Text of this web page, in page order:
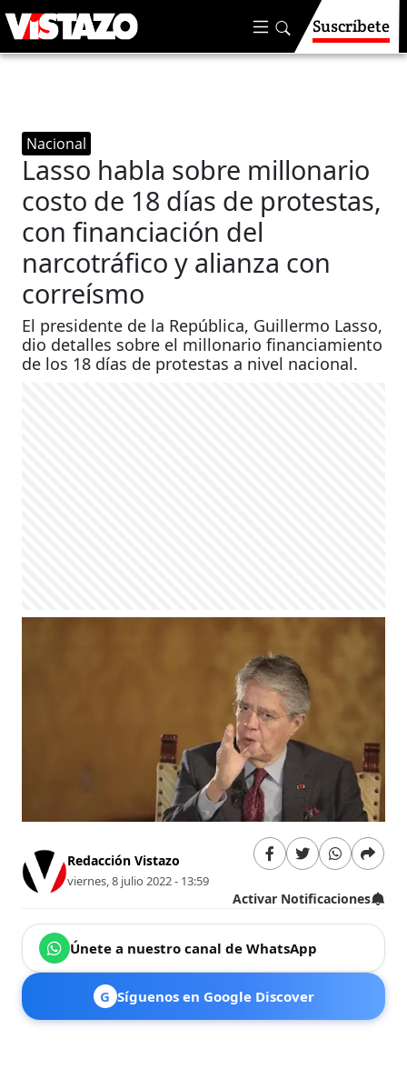
Suscríbete
Nacional
Lasso habla sobre millonario
costo de 18 días de protestas,
con financiación del
narcotráfico y alianza con
correísmo
El presidente de la República, Guillermo Lasso,
dio detalles sobre el millonario financiamiento
de los 18 días de protestas a nivel nacional.
Redacción Vistazo
viernes, 8 julio 2022 - 13:59
Activar Notificaciones
Únete a nuestro canal de WhatsApp
G Síguenos en Google Discover